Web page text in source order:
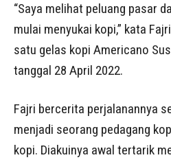
“Saya melihat peluang pasar
mulai menyukai kopi,” kata
satu gelas kopi Americano
tanggal 28 April 2022.
Fajri bercerita perjalanannya
menjadi seorang pedagang
kopi. Diakuinya awal tertarik